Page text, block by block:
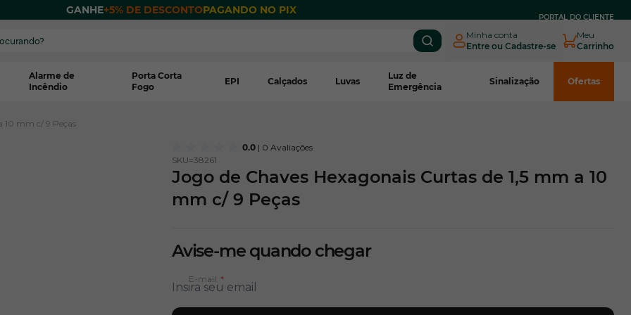
GANHE+5% DE DESCONTOPAGANDO NO PIX
PORTAL DO CLIENTE
Minha conta
Entre ou Cadastre-se
Meu
Carrinho
Alarme de
Incêndio
Porta Corta
Fogo
EPI Calçados Luvas
Luz de
Emergência
Sinalização Ofertas
10 mm c/ 9 Peças
0.0 | 0 Avaliações
SKU=38261
Jogo de Chaves Hexagonais Curtas de 1,5 mm a 10
mm c/ 9 Peças
Avise-me quando chegar
E-mail: